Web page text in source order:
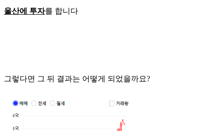
울산에 투자를 합니다
그렇다면 그 뒤 결과는 어떻게 되었을까요?